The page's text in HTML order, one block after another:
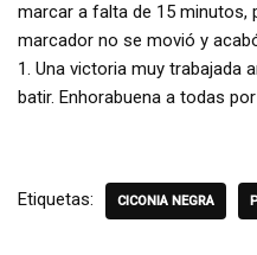
marcar a falta de 15 minutos,
marcador no se movió y
1. Una victoria muy trabajada
batir. Enhorabuena a todas
Etiquetas: CICONIA NEGRA